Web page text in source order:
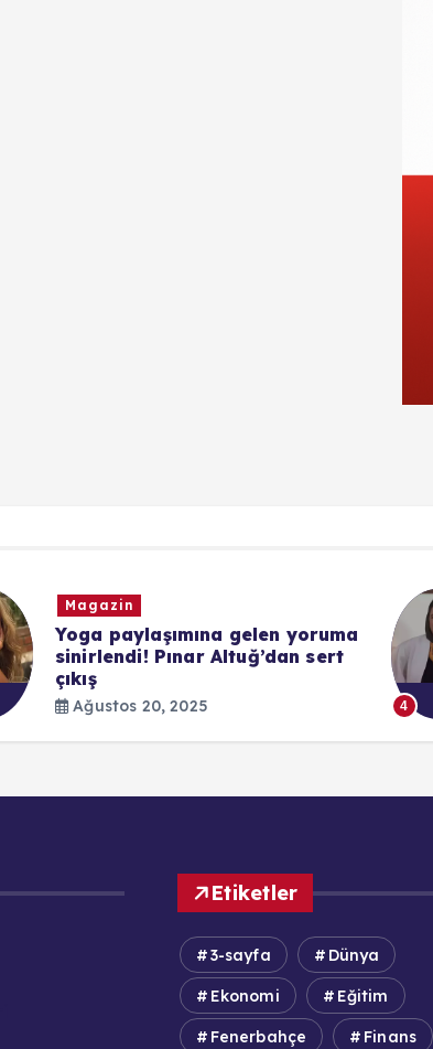
Magazin
Yoga paylaşımına gelen yoruma
sinirlendi! Pınar Altuğ’dan sert
çıkış
Ağustos 20, 2025 4
Etiketler
3-sayfa Dünya
Ekonomi Eğitim
Fenerbahçe Finans